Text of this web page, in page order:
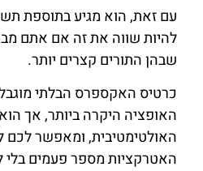
עם זאת, הוא מגיע בתוספת
להיות שווה את זה אם אתם
שבהן התורים קצרים יותר.
כרטיס האקספרס הבלתי
האופציה היקרה ביותר, אך
האולטימטיבית, ומאפשר לכם
האטרקציות מספר פעמים בלי